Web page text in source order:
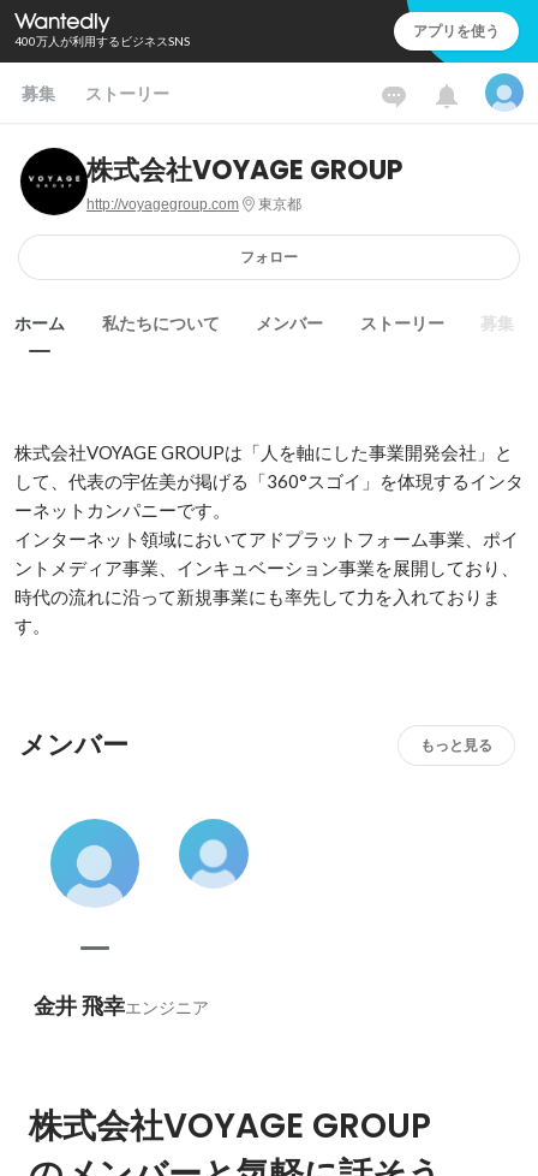
400万人が利用するビジネスSNS アプリを使う
募集 ストーリー
株式会社VOYAGE GROUP
http://voyagegroup.com 東京都
フォロー
ホーム 私たちについて メンバー ストーリー 募集
株式会社VOYAGE GROUPは「人を軸にした事業開発会社」と
して、代表の宇佐美が掲げる「360°スゴイ」を体現するインタ
ーネットカンパニーです。
インターネット領域においてアドプラットフォーム事業、ポイ
ントメディア事業、インキュベーション事業を展開しており、
時代の流れに沿って新規事業にも率先して力を入れておりま
す。
メンバー もっと見る
金井 飛幸エンジニア
株式会社VOYAGE GROUP